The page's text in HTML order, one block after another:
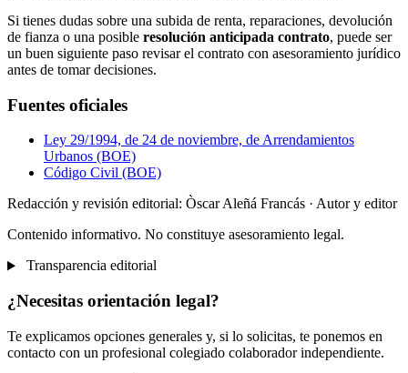
Si tienes dudas sobre una subida de renta, reparaciones, devolución
de fianza o una posible resolución anticipada contrato, puede ser
un buen siguiente paso revisar el contrato con asesoramiento jurídico
antes de tomar decisiones.
Fuentes oficiales
Ley 29/1994, de 24 de noviembre, de Arrendamientos
Urbanos (BOE)
Código Civil (BOE)
Redacción y revisión editorial: Òscar Aleñá Francás · Autor y editor
Contenido informativo. No constituye asesoramiento legal.
Transparencia editorial
¿Necesitas orientación legal?
Te explicamos opciones generales y, si lo solicitas, te ponemos en
contacto con un profesional colegiado colaborador independiente.